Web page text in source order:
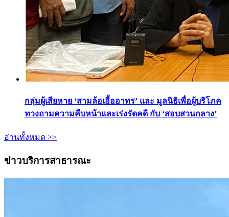
กลุ่มผู้เสียหาย ‘สามล้อเอื้ออาทร’ และ มูลนิธิเพื่อผู้บริโภค
ทวงถามความคืบหน้าและเร่งรัดคดี กับ ‘สอบสวนกลาง’
อ่านทั้งหมด >>
ข่าวบริการสาธารณะ